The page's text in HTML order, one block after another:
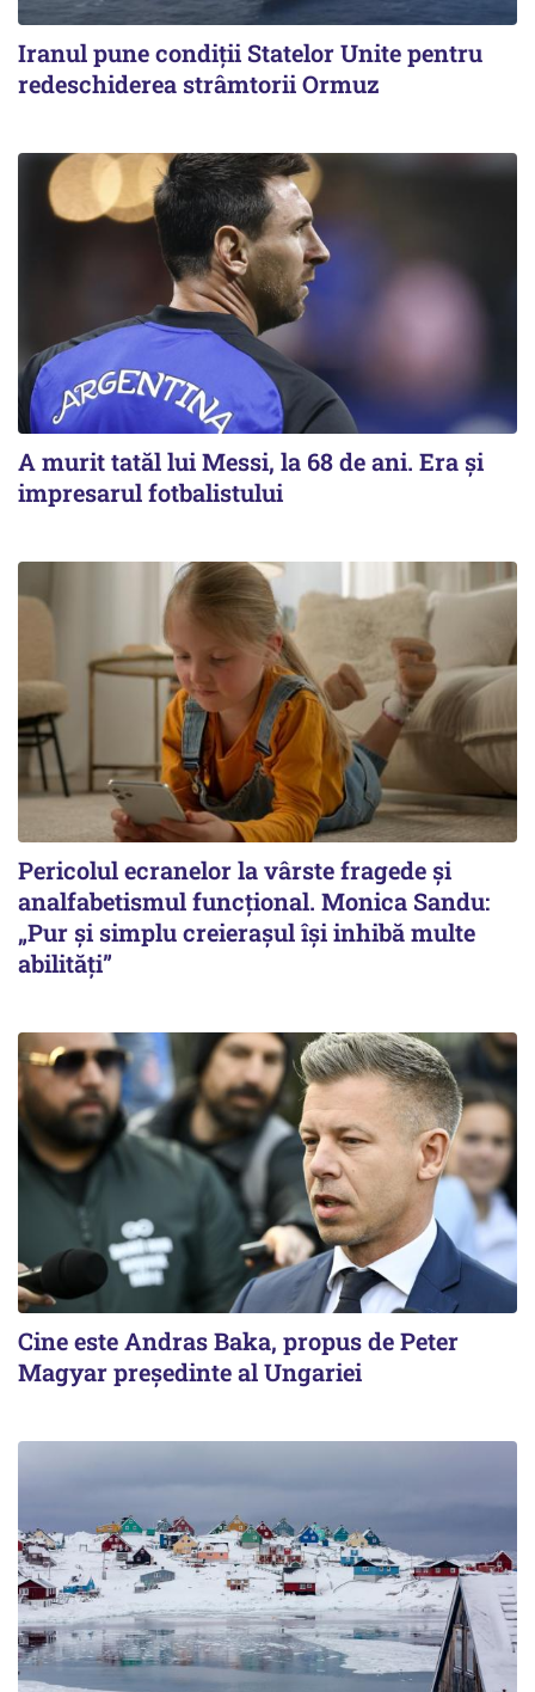
Iranul pune condiții Statelor Unite pentru
redeschiderea strâmtorii Ormuz
A murit tatăl lui Messi, la 68 de ani. Era și
impresarul fotbalistului
Pericolul ecranelor la vârste fragede și
analfabetismul funcțional. Monica Sandu:
„Pur și simplu creierașul își inhibă multe
abilități”
Cine este Andras Baka, propus de Peter
Magyar președinte al Ungariei